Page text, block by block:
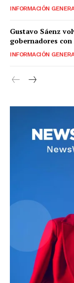
INFORMACIÓN
Gustavo Sáenz
gobernadores
INFORMACIÓN